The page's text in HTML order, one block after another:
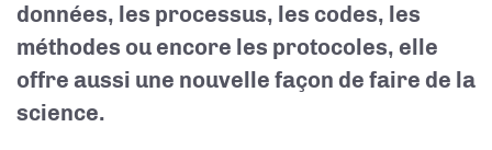
données, les processus, les codes, les
méthodes ou encore les protocoles, elle
offre aussi une nouvelle façon de faire de la
science.